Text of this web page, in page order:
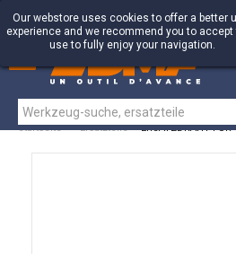
Our webstore uses cookies to offer a better
experience and we recommend you to accept
use to fully enjoy your navigation.
Startseite > Ersatzteile > ERSATZDRAHT FÜR